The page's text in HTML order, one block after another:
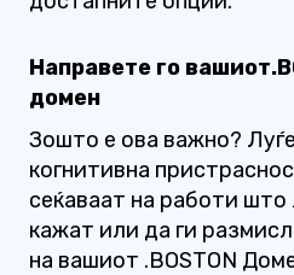
Направете го
домен
Зошто е ова важно?
когнитивна
сеќаваат на работи
кажат или да ги
на вашиот .BOSTON